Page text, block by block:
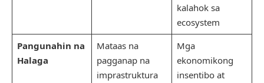
kalahok sa
ecosystem
Pangunahin na
Halaga
Mataas na
pagganap na
imprastruktura
Mga
ekonomikong
insentibo at